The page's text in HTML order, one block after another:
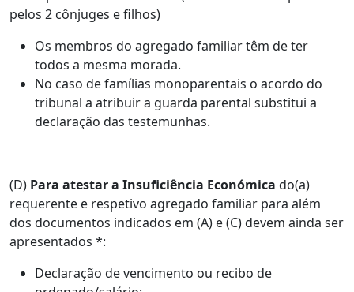
pelos 2 cônjuges e filhos)
Os membros do agregado familiar têm de ter
todos a mesma morada.
No caso de famílias monoparentais o acordo do
tribunal a atribuir a guarda parental substitui a
declaração das testemunhas.
(D) Para atestar a Insuficiência Económica do(a)
requerente e respetivo agregado familiar para além
dos documentos indicados em (A) e (C) devem ainda ser
apresentados *:
Declaração de vencimento ou recibo de